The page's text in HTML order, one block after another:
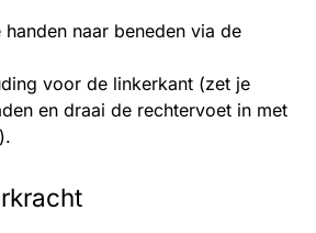
naar beneden via de
voor de linkerkant (zet je
en draai de rechtervoet in met